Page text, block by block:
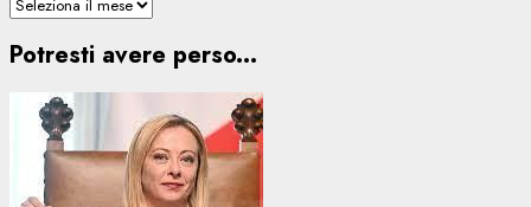
Potresti avere perso...